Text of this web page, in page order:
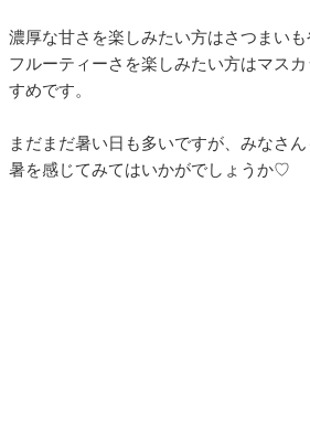
濃厚な甘さを楽しみたい方はさつまい
フルーティーさを楽しみたい方はマス
すめです。
まだまだ暑い日も多いですが、みなさ
暑を感じてみてはいかがでしょうか♡